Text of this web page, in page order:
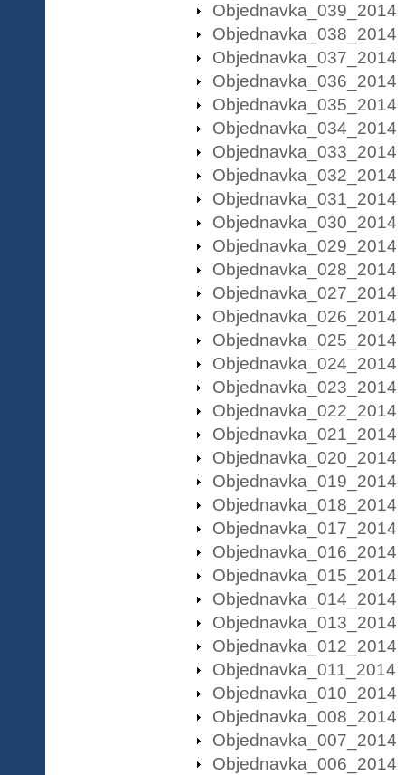
Objednavka_039_2014
Objednavka_038_2014
Objednavka_037_2014
Objednavka_036_2014
Objednavka_035_2014
Objednavka_034_2014
Objednavka_033_2014
Objednavka_032_2014
Objednavka_031_2014
Objednavka_030_2014
Objednavka_029_2014
Objednavka_028_2014
Objednavka_027_2014
Objednavka_026_2014
Objednavka_025_2014
Objednavka_024_2014
Objednavka_023_2014
Objednavka_022_2014
Objednavka_021_2014
Objednavka_020_2014
Objednavka_019_2014
Objednavka_018_2014
Objednavka_017_2014
Objednavka_016_2014
Objednavka_015_2014
Objednavka_014_2014
Objednavka_013_2014
Objednavka_012_2014
Objednavka_011_2014
Objednavka_010_2014
Objednavka_008_2014
Objednavka_007_2014
Objednavka_006_2014